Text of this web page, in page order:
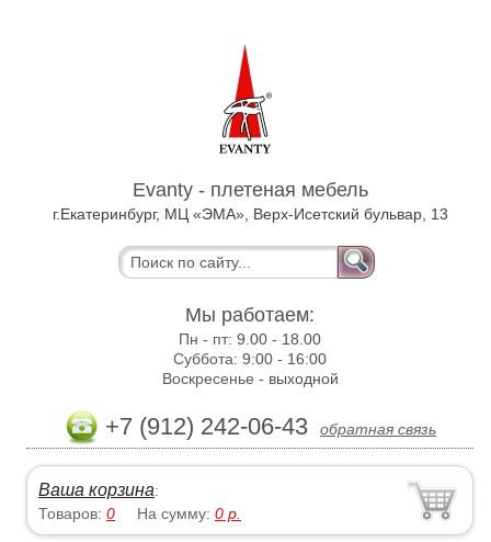
Evanty - плетеная мебель
г.Екатеринбург, МЦ «ЭМА», Верх-Исетский бульвар, 13
Мы работаем:
Пн - пт:9.00 - 18.00
Суббота:9:00 - 16:00
Воскресенье - выходной
+7 (912) 242-06-43 обратная связь
Ваша корзина:
Товаров:0 На сумму:0 р.